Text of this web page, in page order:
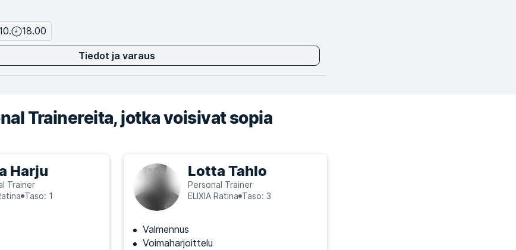
18.00
Tiedot ja varaus
Trainereita, jotka voisivat sopia
Harju
Trainer
Taso: 1
Lotta Tahlo
Personal Trainer
ELIXIA Ratina Taso: 3
Valmennus
Voimaharjoittelu